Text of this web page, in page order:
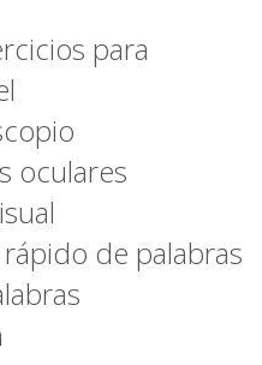
para
oculares
de palabras